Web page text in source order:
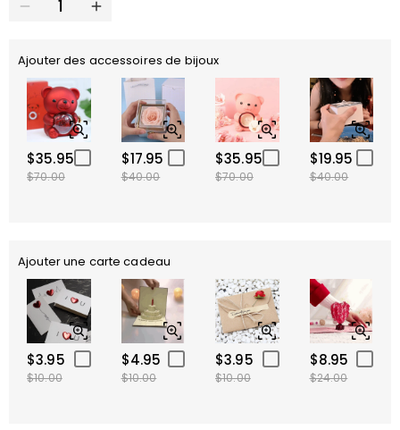
Ajouter des accessoires de bijoux
$35.95
$70.00
$17.95
$40.00
$35.95
$70.00
$19.95
$40.00
Ajouter une carte cadeau
$3.95
$10.00
$4.95
$10.00
$3.95
$10.00
$8.95
$24.00